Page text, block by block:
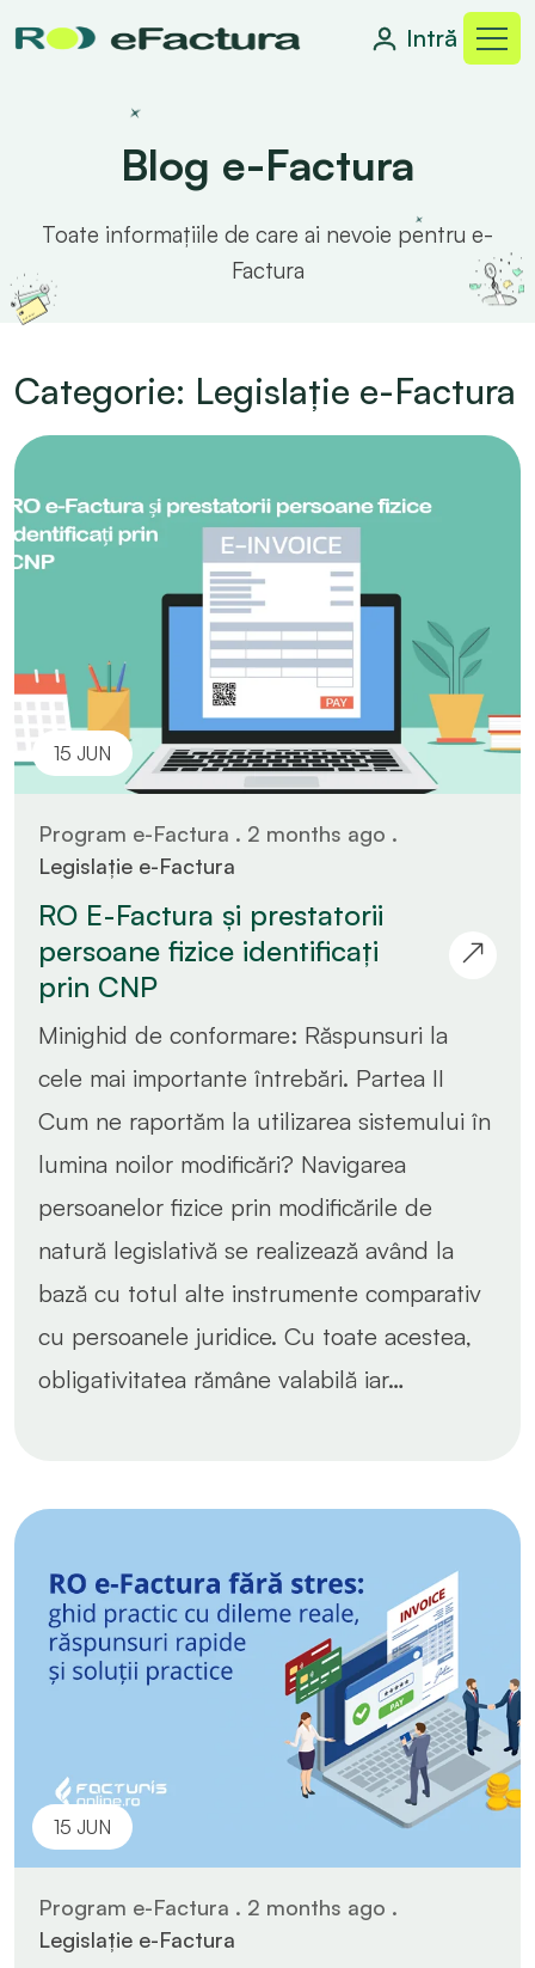
Intră
Blog e-Factura
Toate informațiile de care ai nevoie pentru e-
Factura
Categorie: Legislație e-Factura
15 JUN
Program e-Factura . 2 months ago .
Legislație e-Factura
RO E-Factura și prestatorii
persoane fizice identificați
prin CNP
Minighid de conformare: Răspunsuri la
cele mai importante întrebări. Partea II
Cum ne raportăm la utilizarea sistemului în
lumina noilor modificări? Navigarea
persoanelor fizice prin modificările de
natură legislativă se realizează având la
bază cu totul alte instrumente comparativ
cu persoanele juridice. Cu toate acestea,
obligativitatea rămâne valabilă iar…
15 JUN
Program e-Factura . 2 months ago .
Legislație e-Factura